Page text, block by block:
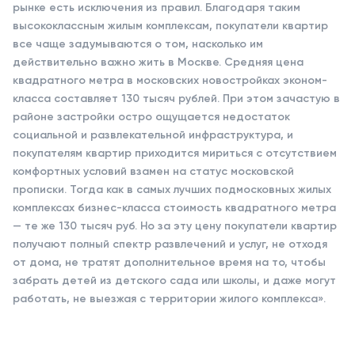
рынке есть исключения из правил. Благодаря таким
высококлассным жилым комплексам, покупатели квартир
все чаще задумываются о том, насколько им
действительно важно жить в Москве. Средняя цена
квадратного метра в московских новостройках эконом-
класса составляет 130 тысяч рублей. При этом зачастую в
районе застройки остро ощущается недостаток
социальной и развлекательной инфраструктура, и
покупателям квартир приходится мириться с отсутствием
комфортных условий взамен на статус московской
прописки. Тогда как в самых лучших подмосковных жилых
комплексах бизнес-класса стоимость квадратного метра
— те же 130 тысяч руб. Но за эту цену покупатели квартир
получают полный спектр развлечений и услуг, не отходя
от дома, не тратят дополнительное время на то, чтобы
забрать детей из детского сада или школы, и даже могут
работать, не выезжая с территории жилого комплекса».